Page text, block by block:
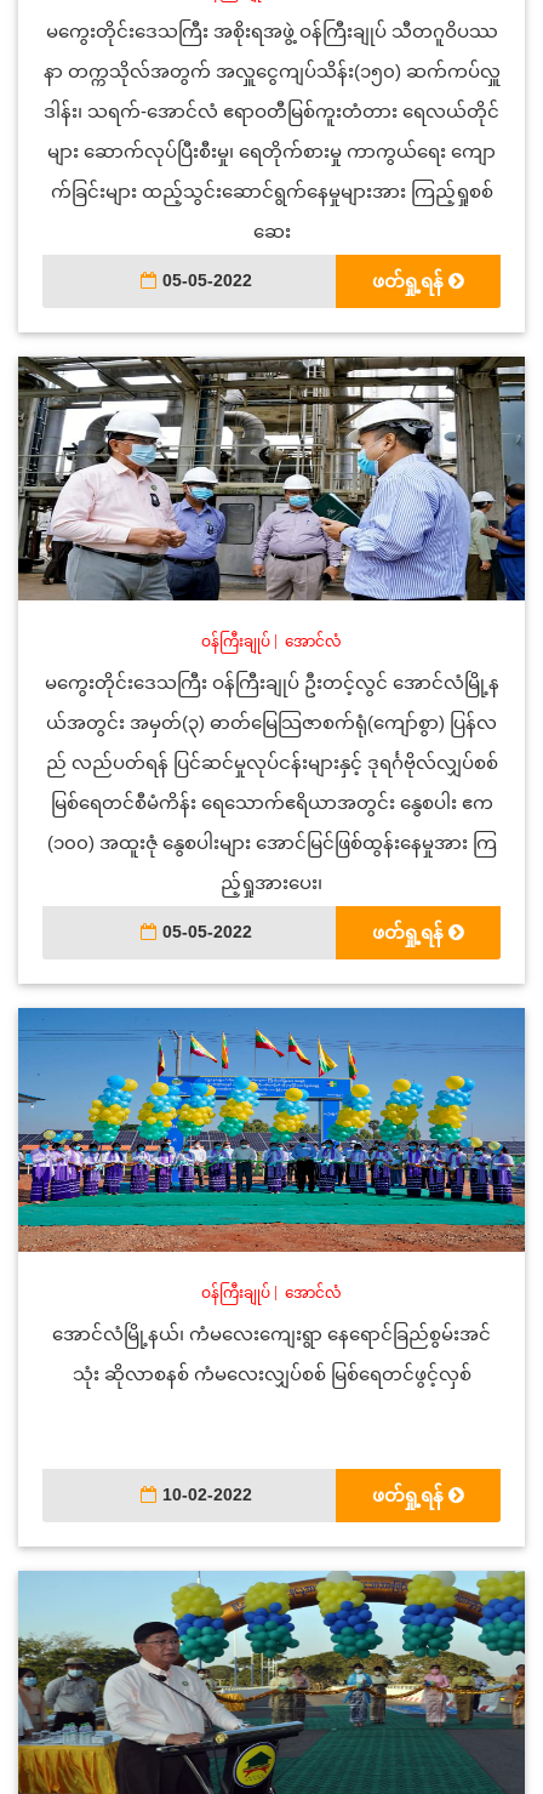
မကွေးတိုင်းဒေသကြီး အစိုးရအဖွဲ့ ဝန်ကြီးချုပ် သီတဂူဝိပဿ
နာ တက္ကသိုလ်အတွက် အလှူငွေကျပ်သိန်း(၁၅၀) ဆက်ကပ်လှူ
ဒါန်း၊ သရက်-အောင်လံ ဧရာဝတီမြစ်ကူးတံတား ရေလယ်တိုင်
များ ဆောက်လုပ်ပြီးစီးမှု၊ ရေတိုက်စားမှု ကာကွယ်ရေး ကျော
က်ခြင်းများ ထည့်သွင်းဆောင်ရွက်နေမှုများအား ကြည့်ရှုစစ်
ဆေး
05-05-2022 ဖတ်ရှု့ရန်
ဝန်ကြီးချုပ် အောင်လံ
မကွေးတိုင်းဒေသကြီး ဝန်ကြီးချုပ် ဦးတင့်လွင် အောင်လံမြို့န
ယ်အတွင်း အမှတ်(၃) ဓာတ်မြေသြဇာစက်ရုံ(ကျော်စွာ) ပြန်လ
ည် လည်ပတ်ရန် ပြင်ဆင်မှုလုပ်ငန်းများနှင့် ဒုရင်္ဂဗိုလ်လျှပ်စစ်
မြစ်ရေတင်စီမံကိန်း ရေသောက်ဧရိယာအတွင်း နွေစပါး ဧက
(၁၀၀) အထူးဇုံ နွေစပါးများ အောင်မြင်ဖြစ်ထွန်းနေမှုအား ကြ
ည့်ရှုအားပေး၊
05-05-2022 ဖတ်ရှု့ရန်
ဝန်ကြီးချုပ် အောင်လံ
အောင်လံမြို့နယ်၊ ကံမလေးကျေးရွာ နေရောင်ခြည်စွမ်းအင်
သုံး ဆိုလာစနစ် ကံမလေးလျှပ်စစ် မြစ်ရေတင်ဖွင့်လှစ်
10-02-2022 ဖတ်ရှု့ရန်